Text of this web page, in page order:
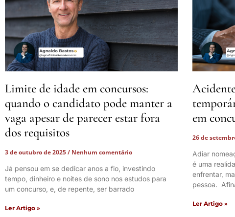
Limite de idade em concursos:
quando o candidato pode manter a
vaga apesar de parecer estar fora
dos requisitos
3 de outubro de 2025
Nenhum comentário
Já pensou em se dedicar anos a fio, investindo
tempo, dinheiro e noites de sono nos estudos para
um concurso, e, de repente, ser barrado
Ler Artigo »
em
26 de
Adiar
é uma
enfrentar,
pessoa.
Ler Artigo »